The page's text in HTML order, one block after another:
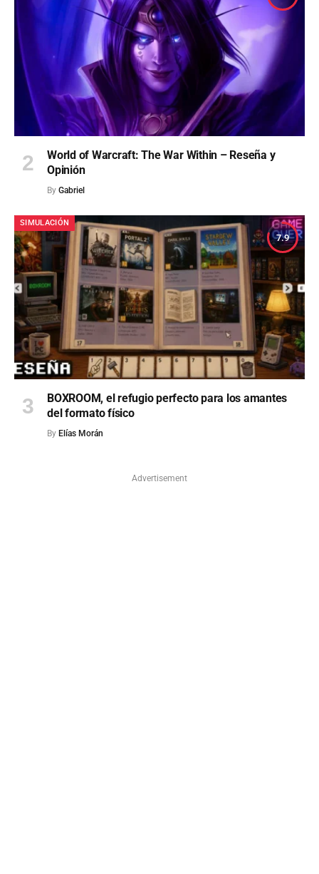
World of Warcraft: The War Within – Reseña y
Opinión
By Gabriel
7.9
SIMULACIÓN
BOXROOM, el refugio perfecto para los amantes
del formato físico
By Elías Morán
Advertisement